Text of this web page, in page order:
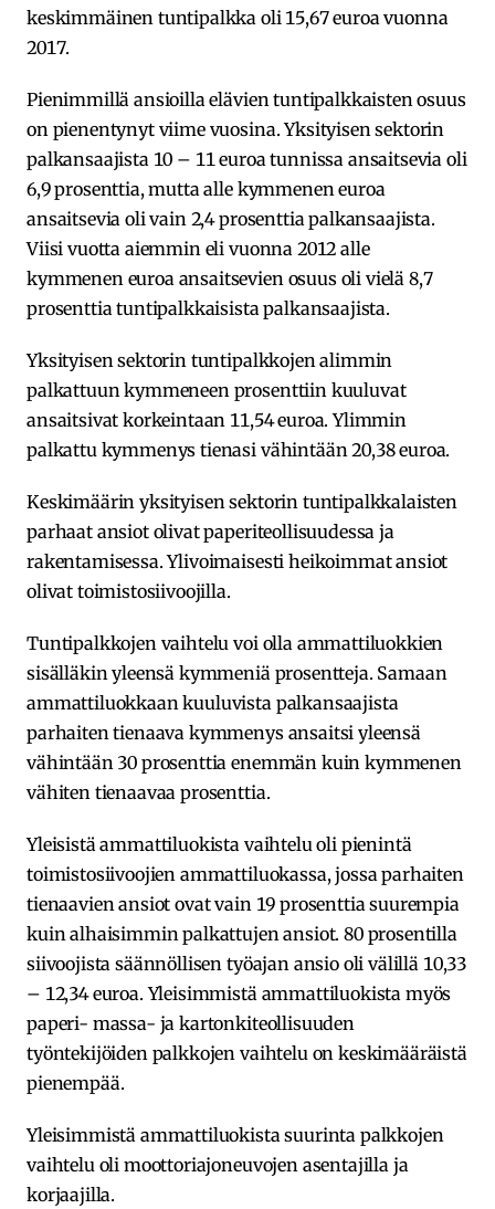
keskimmäinen tuntipalkka oli 15,67 euroa vuonna
2017.
Pienimmillä ansioilla elävien tuntipalkkaisten osuus
on pienentynyt viime vuosina. Yksityisen sektorin
palkansaajista 10 – 11 euroa tunnissa ansaitsevia oli
6,9 prosenttia, mutta alle kymmenen euroa
ansaitsevia oli vain 2,4 prosenttia palkansaajista.
Viisi vuotta aiemmin eli vuonna 2012 alle
kymmenen euroa ansaitsevien osuus oli vielä 8,7
prosenttia tuntipalkkaisista palkansaajista.
Yksityisen sektorin tuntipalkkojen alimmin
palkattuun kymmeneen prosenttiin kuuluvat
ansaitsivat korkeintaan 11,54 euroa. Ylimmin
palkattu kymmenys tienasi vähintään 20,38 euroa.
Keskimäärin yksityisen sektorin tuntipalkkalaisten
parhaat ansiot olivat paperiteollisuudessa ja
rakentamisessa. Ylivoimaisesti heikoimmat ansiot
olivat toimistosiivoojilla.
Tuntipalkkojen vaihtelu voi olla ammattiluokkien
sisälläkin yleensä kymmeniä prosentteja. Samaan
ammattiluokkaan kuuluvista palkansaajista
parhaiten tienaava kymmenys ansaitsi yleensä
vähintään 30 prosenttia enemmän kuin kymmenen
vähiten tienaavaa prosenttia.
Yleisistä ammattiluokista vaihtelu oli pienintä
toimistosiivoojien ammattiluokassa, jossa parhaiten
tienaavien ansiot ovat vain 19 prosenttia suurempia
kuin alhaisimmin palkattujen ansiot. 80 prosentilla
siivoojista säännöllisen työajan ansio oli välillä 10,33
– 12,34 euroa. Yleisimmistä ammattiluokista myös
paperi- massa- ja kartonkiteollisuuden
työntekijöiden palkkojen vaihtelu on keskimääräistä
pienempää.
Yleisimmistä ammattiluokista suurinta palkkojen
vaihtelu oli moottoriajoneuvojen asentajilla ja
korjaajilla.